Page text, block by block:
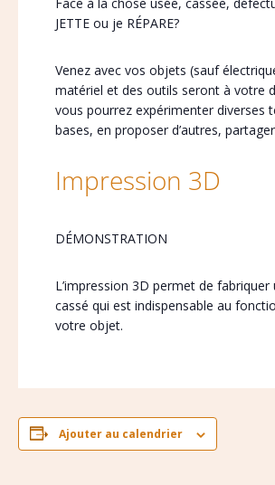
JETTE ou je RÉPARE?
Venez avec vos objets (sauf
matériel et des outils seront à votre
vous pourrez expérimenter diverses
bases, en proposer d’autres,
Impression 3D
DÉMONSTRATION
L’impression 3D permet de
cassé qui est indispensable au
votre objet.
Ajouter au calendrier